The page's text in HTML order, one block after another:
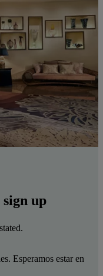
up
Esperamos estar en